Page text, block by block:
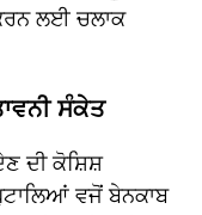
ਲਈ ਚਲਾਕ
ਸੰਕੇਤ
ਦੀ ਕੋਸ਼ਿਸ਼
ਵਜੋਂ ਬੇਨਕਾਬ